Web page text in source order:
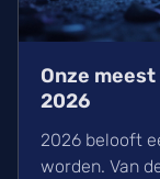
Onze
2026
2026 belooft
worden. Van